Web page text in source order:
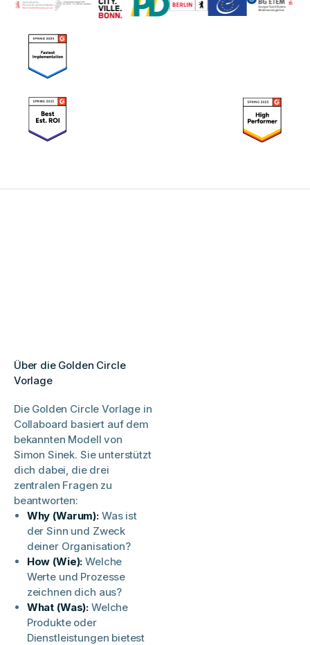
Über die Golden Circle
Vorlage
Die Golden Circle Vorlage in
Collaboard basiert auf dem
bekannten Modell von
Simon Sinek. Sie unterstützt
dich dabei, die drei
zentralen Fragen zu
beantworten:​
Why (Warum): Was ist
der Sinn und Zweck
deiner Organisation?​
How (Wie): Welche
Werte und Prozesse
zeichnen dich aus?​
What (Was): Welche
Produkte oder
Dienstleistungen bietest